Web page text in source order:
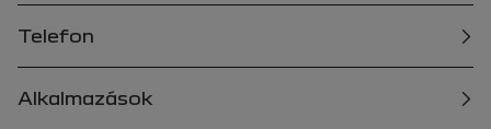
Telefon
Alkalmazások